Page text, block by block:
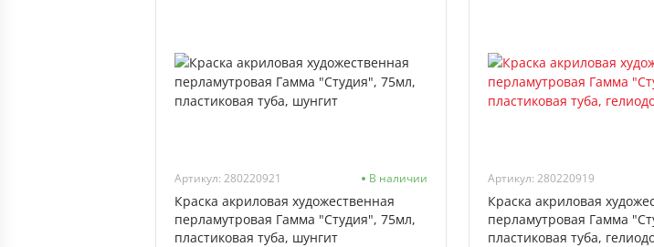
Артикул: 280220921 В наличии
Краска акриловая художественная
перламутровая Гамма "Студия", 75мл,
пластиковая туба, шунгит
Артикул: 280220919
Краска акриловая
перламутровая Гамма
пластиковая туба,